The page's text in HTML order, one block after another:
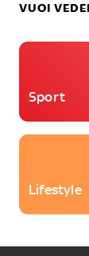
VUOI
Sport
Lifestyle